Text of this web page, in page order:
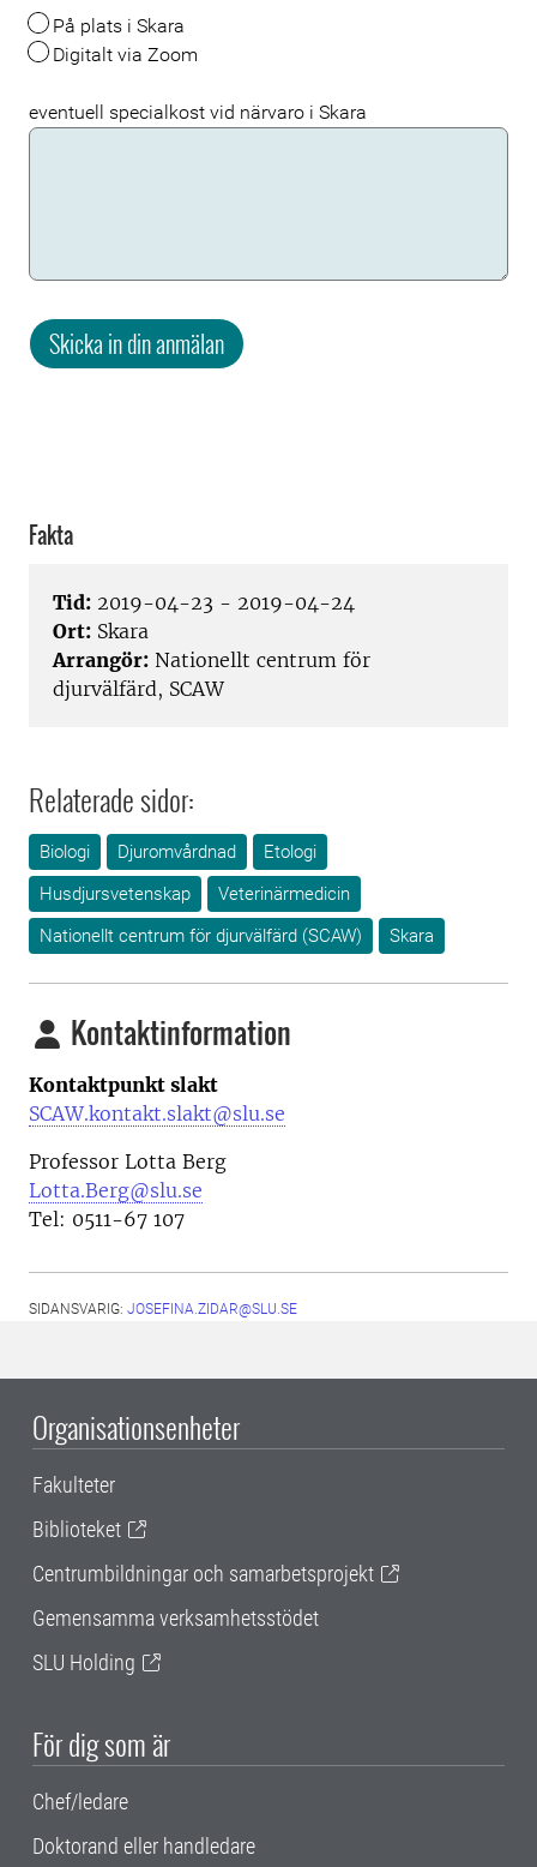
På plats i Skara
Digitalt via Zoom
eventuell specialkost vid närvaro i Skara
Skicka in din anmälan
Fakta
Tid: 2019-04-23 - 2019-04-24
Ort: Skara
Arrangör: Nationellt centrum för
djurvälfärd, SCAW
Relaterade sidor:
Biologi Djuromvårdnad
Etologi
Husdjursvetenskap
Veterinärmedicin
Nationellt centrum för djurvälfärd (SCAW)
Skara
Kontaktinformation
Kontaktpunkt slakt
SCAW.kontakt.slakt@slu.se
Professor Lotta Berg
Lotta.Berg@slu.se
Tel: 0511-67 107
SIDANSVARIG: JOSEFINA.ZIDAR@SLU.SE
Organisationsenheter
Fakulteter
Biblioteket
Centrumbildningar och samarbetsprojekt
Gemensamma verksamhetsstödet
SLU Holding
För dig som är
Chef/ledare
Doktorand eller handledare